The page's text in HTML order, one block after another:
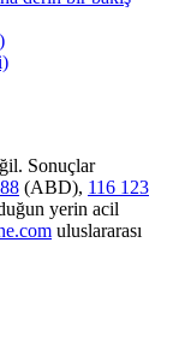
Sonuçlar
(ABD), 116 123
yerin acil
uluslararası